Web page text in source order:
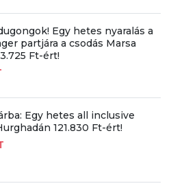
Egy hetes nyaralás a
partjára a csodás Marsa
Ft-ért!
Egy hetes all inclusive
121.830 Ft-ért!